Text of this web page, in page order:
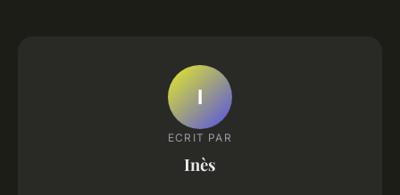
I
ECRIT PAR
Inès